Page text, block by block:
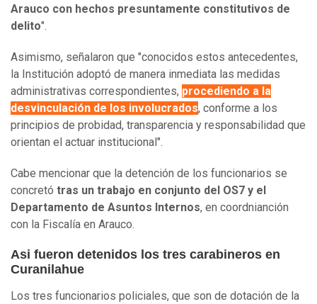
Arauco con hechos presuntamente constitutivos de
delito".
Asimismo, señalaron que "conocidos estos antecedentes,
la Institución adoptó de manera inmediata las medidas
administrativas correspondientes, procediendo a la
desvinculación de los involucrados, conforme a los
principios de probidad, transparencia y responsabilidad que
orientan el actuar institucional".
Cabe mencionar que la detención de los funcionarios se
concretó tras un trabajo en conjunto del OS7 y el
Departamento de Asuntos Internos, en coordnianción
con la Fiscalía en Arauco.
Asi fueron detenidos los tres carabineros en
Curanilahue
Los tres funcionarios policiales, que son de dotación de la